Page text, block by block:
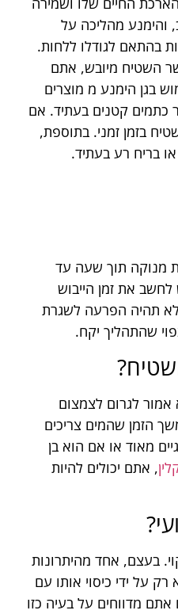
והימנע מהליכה על
מיובש לחלוטין. בדרך כלל, השטיח יהיה מיובש תוך 24 עד 48 שעות בהתאם לגודלו ללחות.
השטיח מיובש, אתם
בגן הימנע מ מוצרים
כתמים קטנים בעתיד. אם
בזמן זמני. בתוספת,
בריח רע בעתיד.
מנוקה תוך שעה עד
את זמן הייבוש
תהיה הפרעה לשגרת
שהתהליך יקח.
לגרום לצמצום
הזמן שהמים צריכים
מאוד או אם הוא בן
, אתם יכולים להיות
בעצם, אחד מהיתרונות
על ידי כיסוי אותו עם
מדווחים על בעיה כזו